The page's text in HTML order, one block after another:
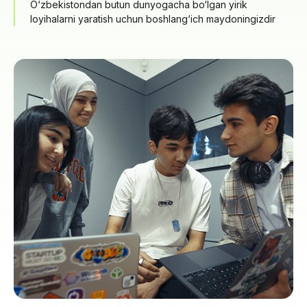
O‘zbekistondan butun dunyogacha bo‘lgan yirik
loyihalarni yaratish uchun boshlang‘ich maydoningizdir